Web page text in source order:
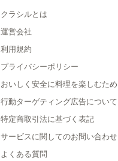
クラシルとは
運営会社
利用規約
プライバシーポリシー
おいしく安全に料理を楽しむため
行動ターゲティング広告について
特定商取引法に基づく表記
サービスに関してのお問い合わせ
よくある質問